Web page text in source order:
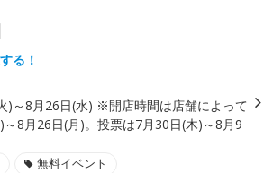
る！
)～8月26日(水) ※開店時間は店舗によって
8月26日(月)。投票は7月30日(木)～8月9
無料イベント